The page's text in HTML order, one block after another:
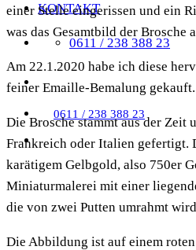
KONTAKT
0611 / 238 388 23
0611 / 238 388 23
einer Stelle eingerissen und ein
was das Gesamtbild der Brosche
Am 22.1.2020 habe ich diese
feiner Emaille-Bemalung gekauft.
Die Brosche stammt aus der Zeit
Frankreich oder Italien gefertigt.
karätigem Gelbgold, also 750er
Miniaturmalerei mit einer
die von zwei Putten umrahmt
Die Abbildung ist auf einem